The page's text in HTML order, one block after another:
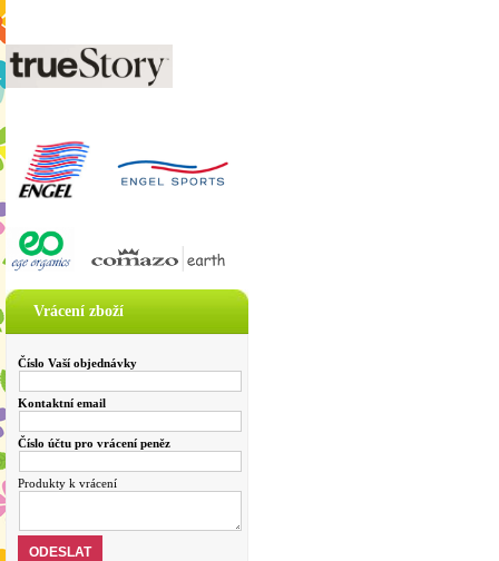
Vrácení zboží
Číslo Vaší objednávky
Kontaktní email
Číslo účtu pro vrácení peněz
Produkty k vrácení